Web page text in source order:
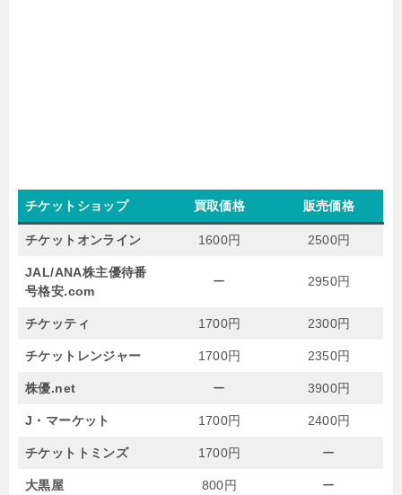
チケットショップ 買取価格 販売価格
チケットオンライン 1600円 2500円
JAL/ANA株主優待番
号格安.com
ー 2950円
チケッティ 1700円 2300円
チケットレンジャー 1700円 2350円
株優.net ー 3900円
J・マーケット 1700円 2400円
チケットトミンズ 1700円 ー
大黒屋 800円 ー